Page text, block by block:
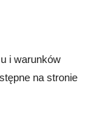
i warunków
na stronie